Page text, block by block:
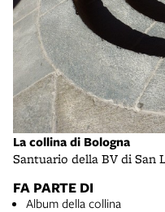
La collina di Bologna
Santuario della BV di San
FA PARTE DI
Album della collina